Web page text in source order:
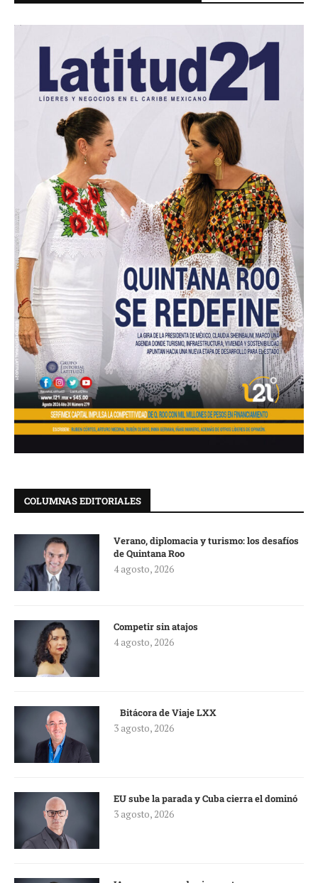
COLUMNAS EDITORIALES
Verano, diplomacia y turismo: los desafíos
de Quintana Roo
4 agosto, 2026
Competir sin atajos
4 agosto, 2026
Bitácora de Viaje LXX
3 agosto, 2026
EU sube la parada y Cuba cierra el dominó
3 agosto, 2026